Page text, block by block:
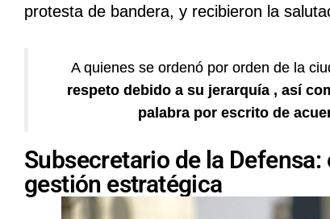
protesta de bandera, y recibieron la
A quienes se ordenó por orden de la
respeto debido a su jerarquía , así
palabra por escrito de
Subsecretario de la
gestión estratégica